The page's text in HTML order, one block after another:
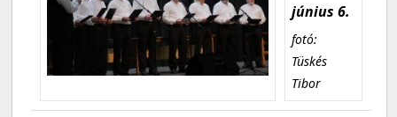
június 6.
fotó:
Tüskés
Tibor